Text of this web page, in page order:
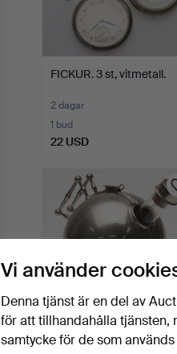
FICKUR. 3 st, vitmetall.
2 dagar
1 bud
22 USD
KAFFEPUMPA,
Vi använder
Denna tjänst är en del av
för att tillhandahålla tjänsten,
samtycke för de som